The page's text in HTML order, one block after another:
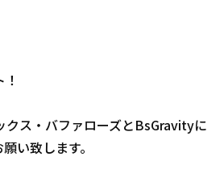
クス・バファローズとBsGravityに
い致します。